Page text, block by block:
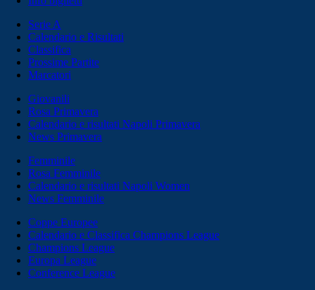
Serie A
Calendario e Risultati
Classifica
Prossime Partite
Marcatori
Giovanili
Rosa Primavera
Calendario e risultati Napoli Primavera
News Primavera
Femminile
Rosa Femminile
Calendario e risultati Napoli Women
News Femminile
Coppe Europee
Calendario e Classifica Champions League
Champions League
Europa League
Conference League